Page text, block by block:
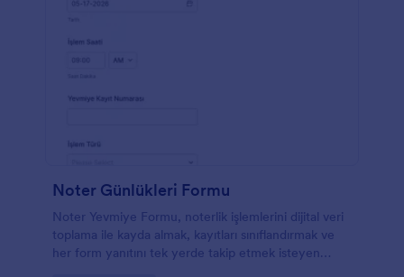
Noter Günlükleri Formu
Noter Yevmiye Formu, noterlik işlemlerini dijital veri
toplama ile kayda almak, kayıtları sınıflandırmak ve
her form yanıtını tek yerde takip etmek isteyen